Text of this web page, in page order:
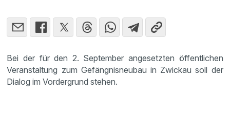
Bei der für den 2. September angesetzten öffentlichen
Veranstaltung zum Gefängnisneubau in Zwickau soll der
Dialog im Vordergrund stehen.